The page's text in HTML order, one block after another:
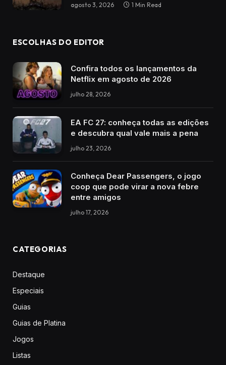
agosto 3, 2026 1 Min Read
ESCOLHAS DO EDITOR
Confira todos os lançamentos da
Netflix em agosto de 2026
julho 28, 2026
EA FC 27: conheça todas as edições
e descubra qual vale mais a pena
julho 23, 2026
Conheça Dear Passengers, o jogo
coop que pode virar a nova febre
entre amigos
julho 17, 2026
CATEGORIAS
Destaque
Especiais
Guias
Guias de Platina
Jogos
Listas